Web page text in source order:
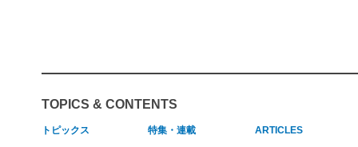
TOPICS & CONTENTS
トピックス 特集・連載 ARTICLES